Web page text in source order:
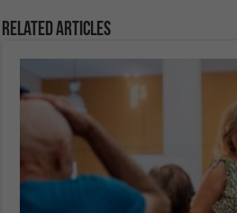
Related Articles